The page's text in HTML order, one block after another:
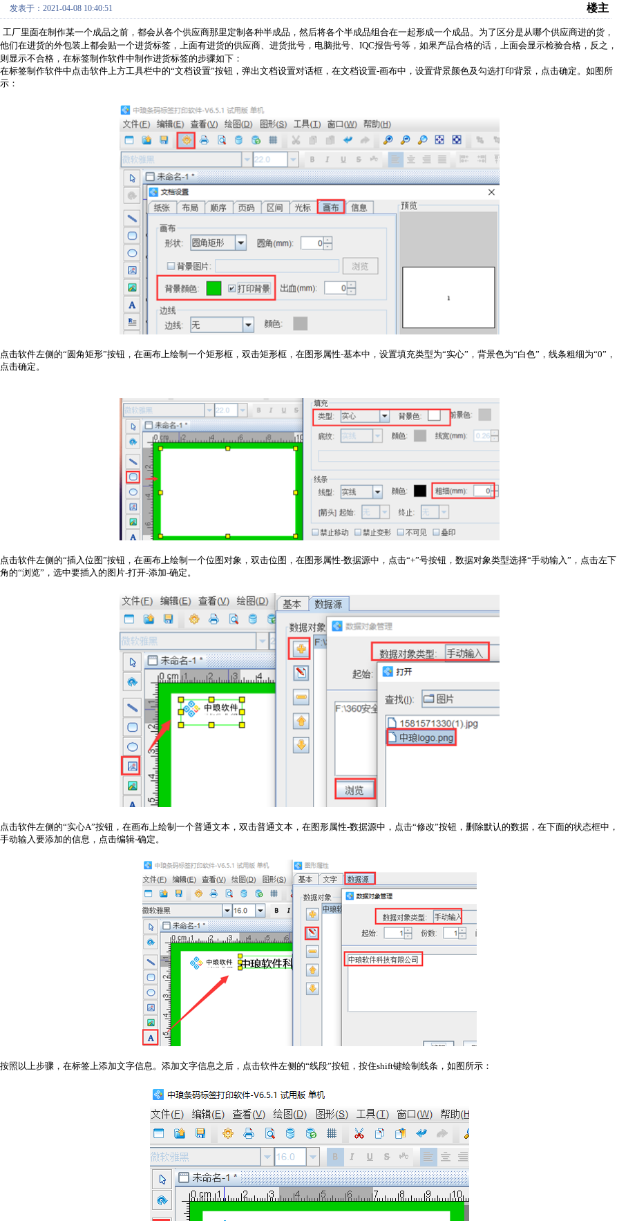
发表于：2021-04-08 10:40:51 楼主
工厂里面在制作某一个成品之前，都会从各个供应商那里定制各种半成品，然后将各个半成品组合在一起形成一个成品。为了区分是从哪个供应商进的货，
他们在进货的外包装上都会贴一个进货标签，上面有进货的供应商、进货批号，电脑批号、IQC报告号等，如果产品合格的话，上面会显示检验合格，反之，
则显示不合格，在标签制作软件中制作进货标签的步骤如下：
在标签制作软件中点击软件上方工具栏中的“文档设置”按钮，弹出文档设置对话框，在文档设置-画布中，设置背景颜色及勾选打印背景，点击确定。如图所
示：
点击软件左侧的“圆角矩形”按钮，在画布上绘制一个矩形框，双击矩形框，在图形属性-基本中，设置填充类型为“实心”，背景色为“白色”，线条粗细为“0”，
点击确定。
点击软件左侧的“插入位图”按钮，在画布上绘制一个位图对象，双击位图，在图形属性-数据源中，点击“+”号按钮，数据对象类型选择“手动输入”，点击左下
角的“浏览”，选中要插入的图片-打开-添加-确定。
点击软件左侧的“实心A”按钮，在画布上绘制一个普通文本，双击普通文本，在图形属性-数据源中，点击“修改”按钮，删除默认的数据，在下面的状态框中，
手动输入要添加的信息，点击编辑-确定。
按照以上步骤，在标签上添加文字信息。添加文字信息之后，点击软件左侧的“线段”按钮，按住shift键绘制线条，如图所示：